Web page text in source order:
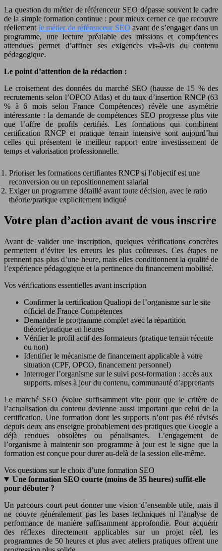
La question du métier de référenceur SEO dépasse souvent le cadre
de la simple formation continue : pour mieux cerner ce que recouvre
réellement le métier de référenceur SEO avant de s’engager dans un
programme, une lecture préalable des missions et compétences
attendues permet d’affiner ses exigences vis-à-vis du contenu
pédagogique.
Le point d’attention de la rédaction :
Le croisement des données du marché SEO (hausse de 15 % des
recrutements selon l’OPCO Atlas) et du taux d’insertion RNCP (63
% à 6 mois selon France Compétences) révèle une asymétrie
intéressante : la demande de compétences SEO progresse plus vite
que l’offre de profils certifiés. Les formations qui combinent
certification RNCP et pratique terrain intensive sont aujourd’hui
celles qui présentent le meilleur rapport entre investissement de
temps et valorisation professionnelle.
Prioriser les formations certifiantes RNCP si l’objectif est une
reconversion ou un repositionnement salarial
Exiger un programme détaillé avant toute décision, avec le ratio
théorie/pratique explicitement indiqué
Votre plan d’action avant de vous inscrire
Avant de valider une inscription, quelques vérifications concrètes
permettent d’éviter les erreurs les plus coûteuses. Ces étapes ne
prennent pas plus d’une heure, mais elles conditionnent la qualité de
l’expérience pédagogique et la pertinence du financement mobilisé.
Vos vérifications essentielles avant inscription
Confirmer la certification Qualiopi de l’organisme sur le site
officiel de France Compétences
Demander le programme complet avec la répartition
théorie/pratique en heures
Vérifier le profil actif des formateurs (pratique terrain récente
ou non)
Identifier le mécanisme de financement applicable à votre
situation (CPF, OPCO, financement personnel)
Interroger l’organisme sur le suivi post-formation : accès aux
supports, mises à jour du contenu, communauté d’apprenants
Le marché SEO évolue suffisamment vite pour que le critère de
l’actualisation du contenu devienne aussi important que celui de la
certification. Une formation dont les supports n’ont pas été révisés
depuis deux ans enseigne probablement des pratiques que Google a
déjà rendues obsolètes ou pénalisantes. L’engagement de
l’organisme à maintenir son programme à jour est le signe que la
formation est conçue pour durer au-delà de la session elle-même.
Vos questions sur le choix d’une formation SEO
Une formation SEO courte (moins de 35 heures) suffit-elle
pour débuter ?
Un parcours court peut donner une vision d’ensemble utile, mais il
ne couvre généralement pas les bases techniques ni l’analyse de
performance de manière suffisamment approfondie. Pour acquérir
des réflexes directement applicables sur un projet réel, les
programmes de 50 heures et plus avec ateliers pratiques offrent une